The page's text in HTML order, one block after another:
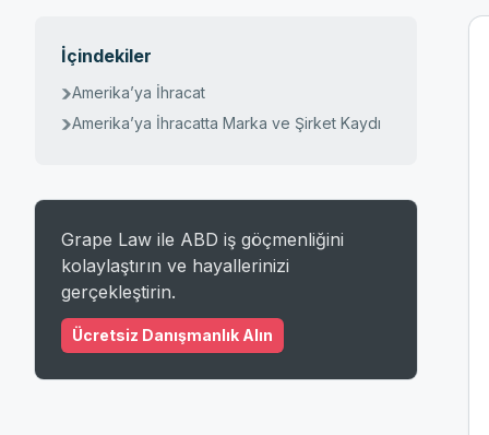
İçindekiler
Amerika’ya İhracat
Amerika’ya İhracatta Marka ve Şirket Kaydı
Grape Law ile ABD iş göçmenliğini
kolaylaştırın ve hayallerinizi
gerçekleştirin.
Ücretsiz Danışmanlık Alın